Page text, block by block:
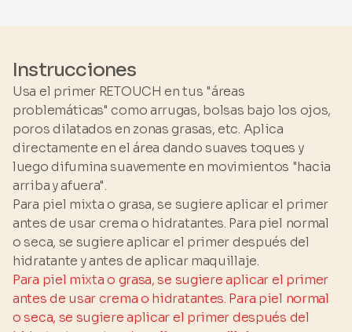
ACRILOLDIMETILTAURATO/VP • EXTRACTO DE
FERMENTO DE PSEUDOALTEROMONAS •
RETINALDEHÍDO • XILITOL • HIDROXIAPATITA •
FENOXIETANOL • FOSFATO DE SODIO • UREA
IMIDAZOLIDINIL • CICLOHEXASILOXANO •
SALICILATO DE SODIO
Instrucciones
Usa el primer RETOUCH en tus "áreas
problemáticas" como arrugas, bolsas bajo los ojos,
poros dilatados en zonas grasas, etc. Aplica
directamente en el área dando suaves toques y
luego difumina suavemente en movimientos "hacia
arriba y afuera".
Para piel mixta o grasa, se sugiere aplicar el primer
antes de usar crema o hidratantes. Para piel normal
o seca, se sugiere aplicar el primer después del
hidratante y antes de aplicar maquillaje.
Para piel mixta o grasa, se sugiere aplicar el primer
antes de usar crema o hidratantes. Para piel normal
o seca, se sugiere aplicar el primer después del